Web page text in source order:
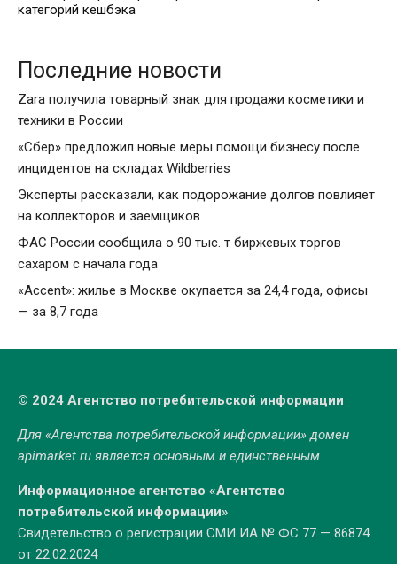
категорий кешбэка
Последние новости
Zara получила товарный знак для продажи косметики и
техники в России
«Сбер» предложил новые меры помощи бизнесу после
инцидентов на складах Wildberries
Эксперты рассказали, как подорожание долгов повлияет
на коллекторов и заемщиков
ФАС России сообщила о 90 тыс. т биржевых торгов
сахаром с начала года
«Accent»: жилье в Москве окупается за 24,4 года, офисы
— за 8,7 года
© 2024 Агентство потребительской информации
Для «Агентства потребительской информации» домен
apimarket.ruявляется основным и единственным.
Информационное агентство «Агентство
потребительской информации»
Свидетельство о регистрации СМИ ИА № ФС 77 — 86874
от 22.02.2024